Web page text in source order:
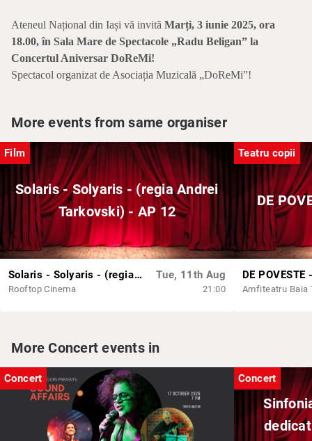
Ateneul Național din Iași vă invită Marți, 3 iunie 2025, ora
18.00, în Sala Mare de Spectacole „Radu Beligan” la
Concertul Aniversar DoReMi!
Spectacol organizat de Asociația Muzicală „DoReMi”!
More events from same organiser
Film
Solaris - Solyaris - (regia Andrei
Tarkovski) - AP 12
Solaris - Solyaris - (regia Andrei Tarkovski) - AP 12
Rooftop Cinema
Tue, 11th Aug
21:00
Teatru copii
DE
Amfiteatru Baia
More Concert events in
Concert Concert